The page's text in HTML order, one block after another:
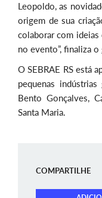
Leopoldo, as
origem de sua
colaborar com
no evento”, finaliza o
O SEBRAE RS está
pequenas
Bento Gonçalves,
Santa Maria.
COMPARTILHE